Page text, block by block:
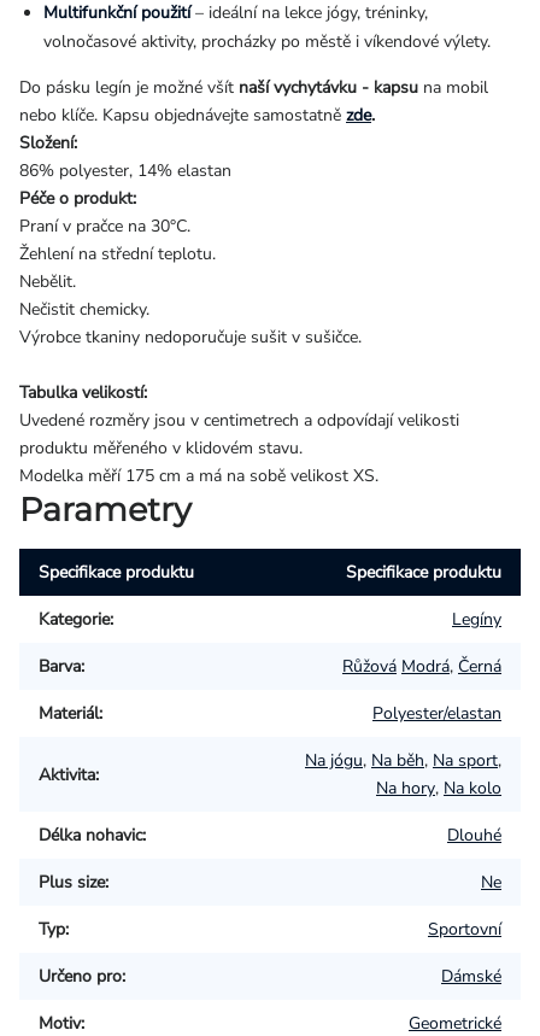
Multifunkční použití– ideální na lekce jógy, tréninky,
volnočasové aktivity, procházky po městě i víkendové výlety.
Do pásku legín je možné všít naší vychytávku - kapsu na mobil
nebo klíče. Kapsu objednávejte samostatně zde.
Složení:
86% polyester, 14% elastan
Péče o produkt:
Praní v pračce na 30°C.
Žehlení na střední teplotu.
Nebělit.
Nečistit chemicky.
Výrobce tkaniny nedoporučuje sušit v sušičce.
Tabulka velikostí:
Uvedené rozměry jsou v centimetrech a odpovídají velikosti
produktu měřeného v klidovém stavu.
Modelka měří 175 cm a má na sobě velikost XS.
Parametry
Specifikace produktu Specifikace produktu
Kategorie: Legíny
Barva: Růžová Modrá, Černá
Materiál: Polyester/elastan
Aktivita:
Na jógu, Na běh, Na sport,
Na hory, Na kolo
Délka nohavic: Dlouhé
Plus size: Ne
Typ: Sportovní
Určeno pro: Dámské
Motiv: Geometrické